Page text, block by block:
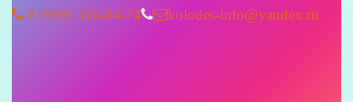
8 (909) 316-64-74 kolodes-info@yandex.ru